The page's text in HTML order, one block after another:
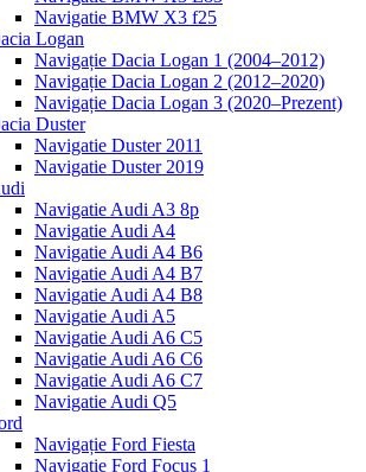
Navigatie BMW X3 f25
Logan
Navigație Dacia Logan 1 (2004–2012)
Navigație Dacia Logan 2 (2012–2020)
Navigație Dacia Logan 3 (2020–Prezent)
Duster
Navigatie Duster 2011
Navigatie Duster 2019
Navigatie Audi A3 8p
Navigatie Audi A4
Navigatie Audi A4 B6
Navigatie Audi A4 B7
Navigatie Audi A4 B8
Navigatie Audi A5
Navigatie Audi A6 C5
Navigatie Audi A6 C6
Navigatie Audi A6 C7
Navigatie Audi Q5
Navigație Ford Fiesta
Navigație Ford Focus 1